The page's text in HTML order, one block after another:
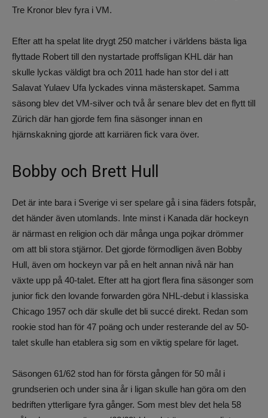
Tre Kronor blev fyra i VM.
Efter att ha spelat lite drygt 250 matcher i världens bästa liga
flyttade Robert till den nystartade proffsligan KHL där han
skulle lyckas väldigt bra och 2011 hade han stor del i att
Salavat Yulaev Ufa lyckades vinna mästerskapet. Samma
säsong blev det VM-silver och två år senare blev det en flytt till
Zürich där han gjorde fem fina säsonger innan en
hjärnskakning gjorde att karriären fick vara över.
Bobby och Brett Hull
Det är inte bara i Sverige vi ser spelare gå i sina fäders fotspår,
det händer även utomlands. Inte minst i Kanada där hockeyn
är närmast en religion och där många unga pojkar drömmer
om att bli stora stjärnor. Det gjorde förmodligen även Bobby
Hull, även om hockeyn var på en helt annan nivå när han
växte upp på 40-talet. Efter att ha gjort flera fina säsonger som
junior fick den lovande forwarden göra NHL-debut i klassiska
Chicago 1957 och där skulle det bli succé direkt. Redan som
rookie stod han för 47 poäng och under resterande del av 50-
talet skulle han etablera sig som en viktig spelare för laget.
Säsongen 61/62 stod han för första gången för 50 mål i
grundserien och under sina år i ligan skulle han göra om den
bedriften ytterligare fyra gånger. Som mest blev det hela 58